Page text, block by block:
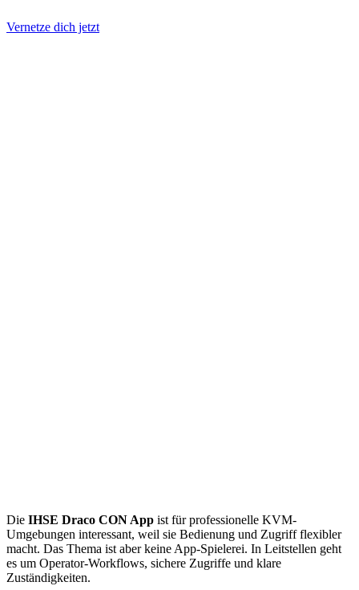
Vernetze dich jetzt
Die IHSE Draco CON App ist für professionelle KVM-
Umgebungen interessant, weil sie Bedienung und Zugriff flexibler
macht. Das Thema ist aber keine App-Spielerei. In Leitstellen geht
es um Operator-Workflows, sichere Zugriffe und klare
Zuständigkeiten.